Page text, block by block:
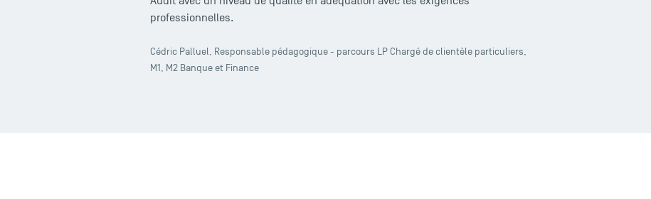
professionnelles.
Cédric Palluel, Responsable pédagogique - parcours LP Chargé de clientèle particuliers,
M1, M2 Banque et Finance